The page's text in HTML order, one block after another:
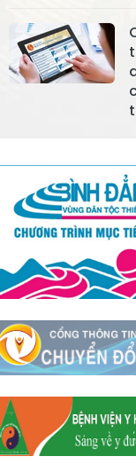
Xã Lương
Thịnh
Xã Quy Mông
Xã Hợp Thành
Quang
Xã Tằng Loỏng
Xã Mường
Hum
Xã Y Tý
Xã Trịnh Tường
Xã Bản Xèo
Xã Võ Lao
Xã Văn Bàn